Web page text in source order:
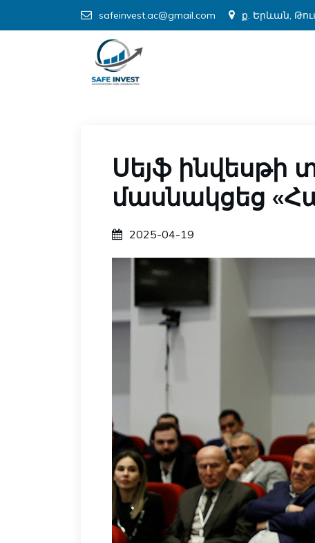
safeinvest.ac@gmail.com ք. Երևան,
Սեյֆ ինվեսթի
մասնակցեց
2025-04-19